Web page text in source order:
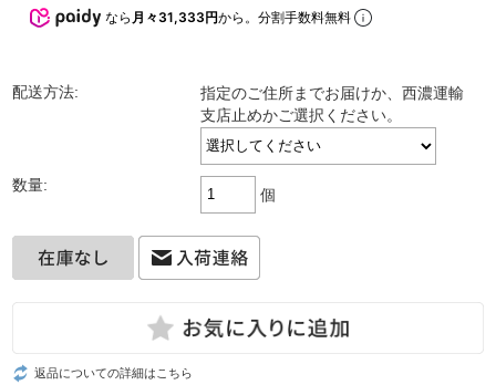
なら 月々31,333円から。分割手数料無料
配送方法:
指定のご住所までお届けか、西濃運輸
支店止めかご選択ください。
数量:
個
返品についての詳細はこちら